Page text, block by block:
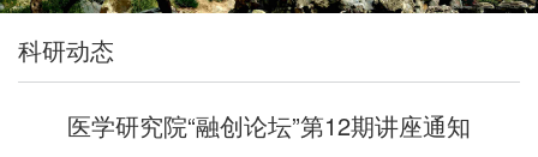
科研动态
医学研究院“融创论坛”第12期讲座通知